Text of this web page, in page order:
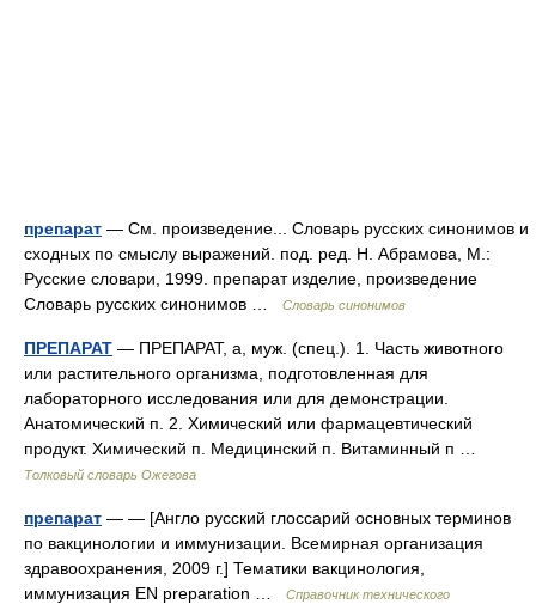
препарат — См. произведение... Словарь русских синонимов и
сходных по смыслу выражений. под. ред. Н. Абрамова, М.:
Русские словари, 1999. препарат изделие, произведение
Словарь русских синонимов …
Словарь синонимов
ПРЕПАРАТ — ПРЕПАРАТ, а, муж. (спец.). 1. Часть животного
или растительного организма, подготовленная для
лабораторного исследования или для демонстрации.
Анатомический п. 2. Химический или фармацевтический
продукт. Химический п. Медицинский п. Витаминный п …
Толковый словарь Ожегова
препарат — — [Англо русский глоссарий основных терминов
по вакцинологии и иммунизации. Всемирная организация
здравоохранения, 2009 г.] Тематики вакцинология,
иммунизация EN preparation …
Справочник технического